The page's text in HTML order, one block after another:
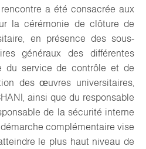
a été consacrée aux
la cérémonie de clôture de
en présence des sous-
généraux des différentes
du service de contrôle et de
des œuvres universitaires,
ainsi que du responsable
de la sécurité interne
complémentaire vise
le plus haut niveau de